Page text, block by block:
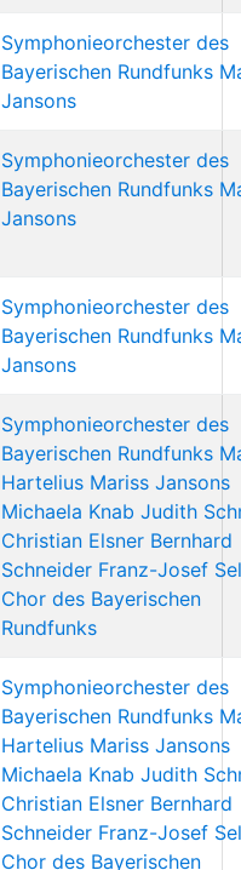
Symphonieorchester des
Bayerischen Rundfunks
Jansons
Symphonieorchester des
Bayerischen Rundfunks
Jansons
Symphonieorchester des
Bayerischen Rundfunks
Jansons
Symphonieorchester des
Bayerischen Rundfunks
Hartelius Mariss Jansons
Michaela Knab Judith
Christian Elsner Bernhard
Schneider Franz-Josef
Chor des Bayerischen
Rundfunks
Symphonieorchester des
Bayerischen Rundfunks
Hartelius Mariss Jansons
Michaela Knab Judith
Christian Elsner Bernhard
Schneider Franz-Josef
Chor des Bayerischen